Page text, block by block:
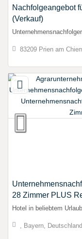
Nachfolgeangebot
(Verkauf)
83209 Prien am
28 Zimmer PLUS
Hotel in beliebtem
, Bayern, Deutschland